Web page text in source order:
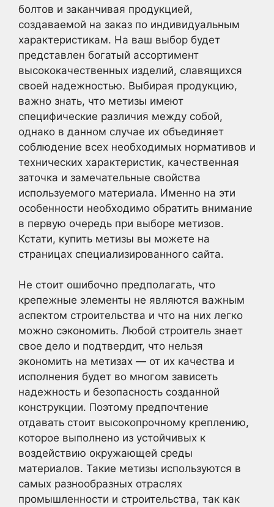
болтов и заканчивая продукцией,
создаваемой на заказ по индивидуальным
характеристикам. На ваш выбор будет
представлен богатый ассортимент
высококачественных изделий, славящихся
своей надежностью. Выбирая продукцию,
важно знать, что метизы имеют
специфические различия между собой,
однако в данном случае их объединяет
соблюдение всех необходимых нормативов и
технических характеристик, качественная
заточка и замечательные свойства
используемого материала. Именно на эти
особенности необходимо обратить внимание
в первую очередь при выборе метизов.
Кстати, купить метизы вы можете на
страницах специализированного сайта.
Не стоит ошибочно предполагать, что
крепежные элементы не являются важным
аспектом строительства и что на них легко
можно сэкономить. Любой строитель знает
свое дело и подтвердит, что нельзя
экономить на метизах — от их качества и
исполнения будет во многом зависеть
надежность и безопасность созданной
конструкции. Поэтому предпочтение
отдавать стоит высокопрочному креплению,
которое выполнено из устойчивых к
воздействию окружающей среды
материалов. Такие метизы используются в
самых разнообразных отраслях
промышленности и строительства, так как